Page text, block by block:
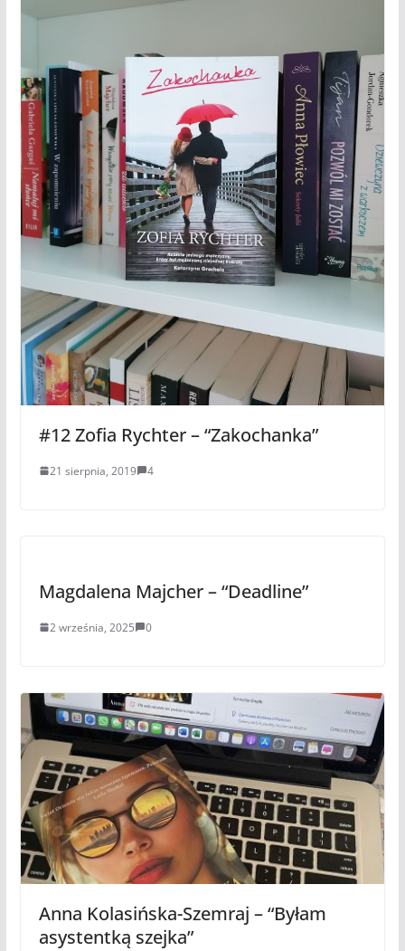
#12 Zofia Rychter – “Zakochanka”
21 sierpnia, 2019 4
Magdalena Majcher – “Deadline”
2 września, 2025 0
Anna Kolasińska-Szemraj – “Byłam
asystentką szejka”